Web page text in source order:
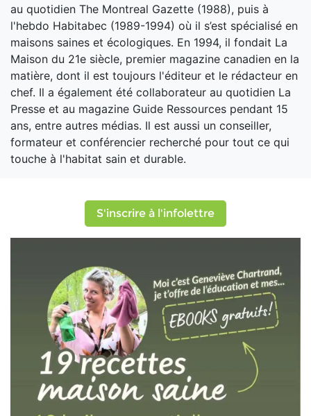
au quotidien The Montreal Gazette (1988), puis à
l'hebdo Habitabec (1989-1994) où il s’est spécialisé en
maisons saines et écologiques. En 1994, il fondait La
Maison du 21e siècle, premier magazine canadien en la
matière, dont il est toujours l'éditeur et le rédacteur en
chef. Il a également été collaborateur au quotidien La
Presse et au magazine Guide Ressources pendant 15
ans, entre autres médias. Il est aussi un conseiller,
formateur et conférencier recherché pour tout ce qui
touche à l'habitat sain et durable.
S'inscrire à l'infolettre